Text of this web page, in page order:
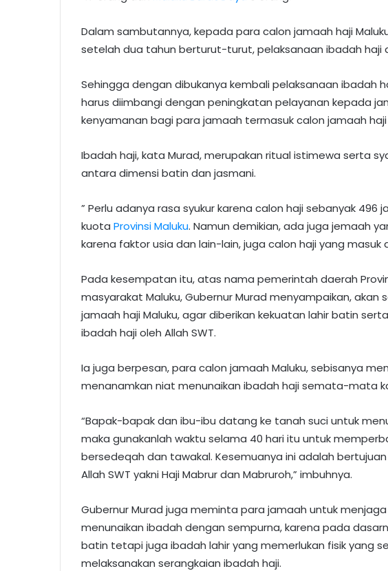
Dalam sambutannya, kepada para calon jamaah haji
setelah dua tahun berturut-turut, pelaksanaan ibadah haji
Sehingga dengan dibukanya kembali pelaksanaan ibadah
harus diimbangi dengan peningkatan pelayanan kepada
kenyamanan bagi para jamaah termasuk calon jamaah
Ibadah haji, kata Murad, merupakan ritual istimewa serta
antara dimensi batin dan jasmani.
” Perlu adanya rasa syukur karena calon haji sebanyak
kuota Provinsi Maluku. Namun demikian, ada juga jemaah
karena faktor usia dan lain-lain, juga calon haji yang masuk
Pada kesempatan itu, atas nama pemerintah daerah
masyarakat Maluku, Gubernur Murad menyampaikan,
jamaah haji Maluku, agar diberikan kekuatan lahir batin
ibadah haji oleh Allah SWT.
Ia juga berpesan, para calon jamaah Maluku, sebisanya
menanamkan niat menunaikan ibadah haji semata-mata
“Bapak-bapak dan ibu-ibu datang ke tanah suci untuk
maka gunakanlah waktu selama 40 hari itu untuk
bersedeqah dan tawakal. Kesemuanya ini adalah
Allah SWT yakni Haji Mabrur dan Mabruroh,” imbuhnya.
Gubernur Murad juga meminta para jamaah untuk
menunaikan ibadah dengan sempurna, karena pada
batin tetapi juga ibadah lahir yang memerlukan fisik yang
melaksanakan serangkaian ibadah haji.